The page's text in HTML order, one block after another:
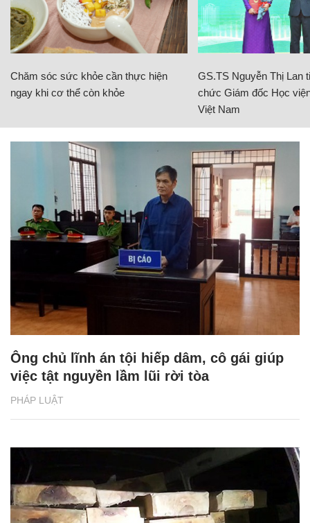
Chăm sóc sức khỏe cần thực hiện
ngay khi cơ thể còn khỏe
GS.TS Nguyễn Thị Lan
chức Giám đốc Học
Việt Nam
PHÁP LUẬT
Ông chủ lĩnh án tội hiếp dâm, cô gái giúp
việc tật nguyền lầm lũi rời tòa